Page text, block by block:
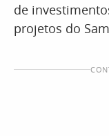
de
projetos do